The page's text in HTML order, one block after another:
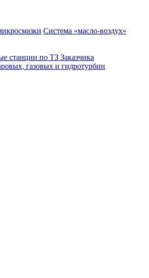
Система «масло-воздух»
станции по ТЗ Заказчика
газовых и гидротурбин